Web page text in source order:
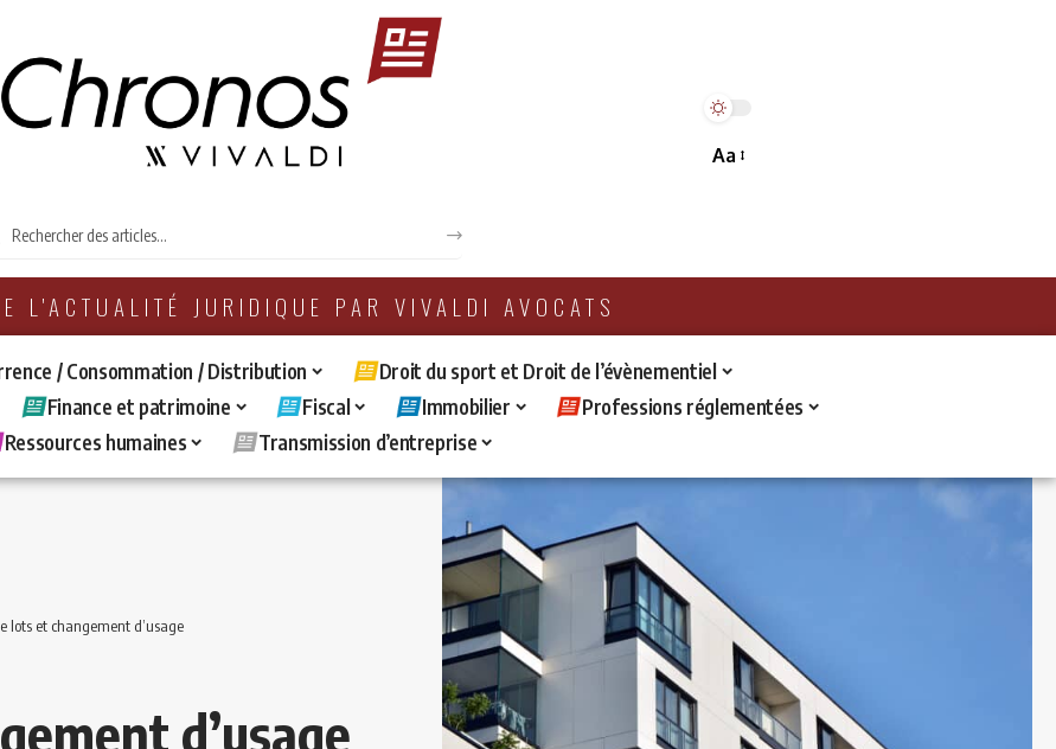
Aa
L'ACTUALITÉ JURIDIQUE PAR VIVALDI AVOCATS
/ Consommation / Distribution
Droit du sport et Droit de l’évènementiel
Finance et patrimoine Fiscal Immobilier
Professions réglementées
Ressources humaines Transmission d’entreprise
lots et changement d’usage
d’usage